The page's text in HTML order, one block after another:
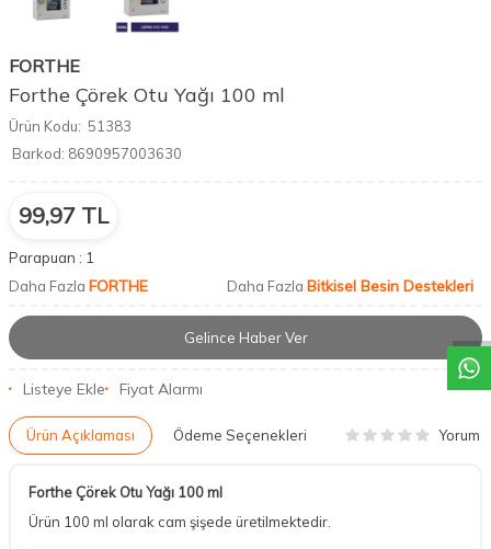
DESTEK
FORTHE
Forthe Çörek Otu Yağı 100 ml
Ürün Kodu: 51383
Barkod: 8690957003630
99,97 TL
Parapuan : 1
Daha Fazla FORTHE Daha Fazla Bitkisel Besin Destekleri
Gelince Haber Ver
Listeye Ekle Fiyat Alarmı
Ürün Açıklaması Ödeme Seçenekleri Yorum
Forthe Çörek Otu Yağı 100 ml
Ürün 100 ml olarak cam şişede üretilmektedir.